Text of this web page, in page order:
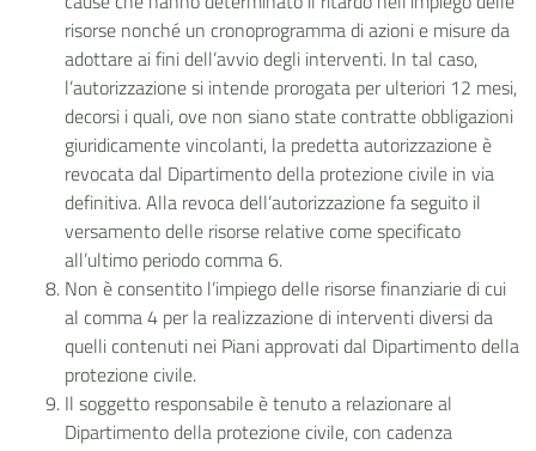
risorse nonché un cronoprogramma di azioni e misure da
adottare ai fini dell’avvio degli interventi. In tal caso,
l’autorizzazione si intende prorogata per ulteriori 12 mesi,
decorsi i quali, ove non siano state contratte obbligazioni
giuridicamente vincolanti, la predetta autorizzazione è
revocata dal Dipartimento della protezione civile in via
definitiva. Alla revoca dell’autorizzazione fa seguito il
versamento delle risorse relative come specificato
all’ultimo periodo comma 6.
Non è consentito l’impiego delle risorse finanziarie di cui
al comma 4 per la realizzazione di interventi diversi da
quelli contenuti nei Piani approvati dal Dipartimento della
protezione civile.
Il soggetto responsabile è tenuto a relazionare al
Dipartimento della protezione civile, con cadenza